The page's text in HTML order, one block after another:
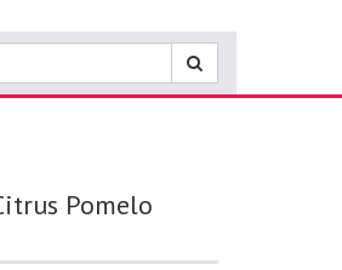
Pomelo